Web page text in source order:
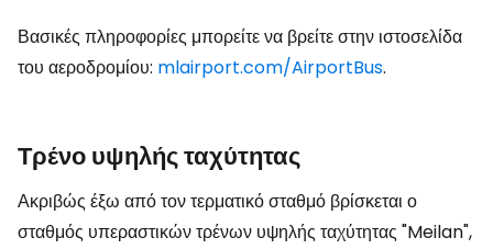
Βασικές πληροφορίες μπορείτε να βρείτε στην ιστοσελίδα
του αεροδρομίου: mlairport.com/AirportBus.
Τρένο υψηλής ταχύτητας
Ακριβώς έξω από τον τερματικό σταθμό βρίσκεται ο
σταθμός υπεραστικών τρένων υψηλής ταχύτητας "Meilan",